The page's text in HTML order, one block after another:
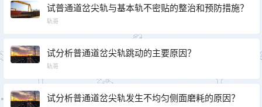
试普通道岔尖轨与基本轨不密贴的整治和预防措施？
轨哥
试分析普通道岔尖轨跳动的主要原因？
轨哥
试分析普通道岔尖轨发生不均匀侧面磨耗的原因？